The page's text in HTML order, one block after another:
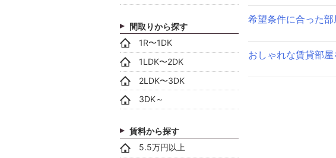
希望条件に合った
おしゃれな賃貸部
間取りから探す
1R〜1DK
1LDK〜2DK
2LDK〜3DK
3DK～
賃料から探す
5.5万円以上